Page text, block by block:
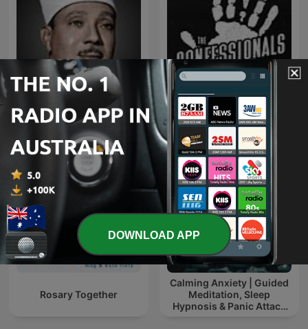
قرآن كريم مجود بصوت الشيخ
عبد الباسط عبد الصمد صدقة
جارية
The Confessionals
Rosary Together
Calming Anxiety | Guided
Meditation, Sleep
Hypnosis & Panic Attack
DOWNLOAD APP